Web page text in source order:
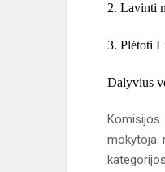
2. Lavinti
3. Plėtoti
Dalyvius
Komisijos
mokytoja